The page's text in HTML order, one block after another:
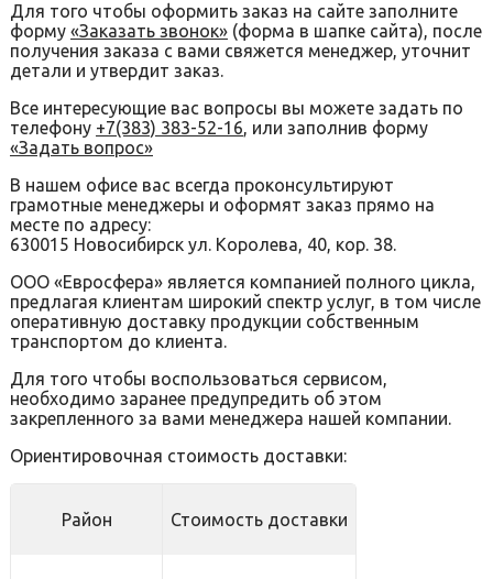
Для того чтобы оформить заказ на сайте заполните
форму «Заказать звонок» (форма в шапке сайта), после
получения заказа с вами свяжется менеджер, уточнит
детали и утвердит заказ.
Все интересующие вас вопросы вы можете задать по
телефону +7(383) 383-52-16, или заполнив форму
«Задать вопрос»
В нашем офисе вас всегда проконсультируют
грамотные менеджеры и оформят заказ прямо на
месте по адресу:
630015 Новосибирск ул. Королева, 40, кор. 38.
ООО «Евросфера» является компанией полного цикла,
предлагая клиентам широкий спектр услуг, в том числе
оперативную доставку продукции собственным
транспортом до клиента.
Для того чтобы воспользоваться сервисом,
необходимо заранее предупредить об этом
закрепленного за вами менеджера нашей компании.
Ориентировочная стоимость доставки:
Район Стоимость доставки